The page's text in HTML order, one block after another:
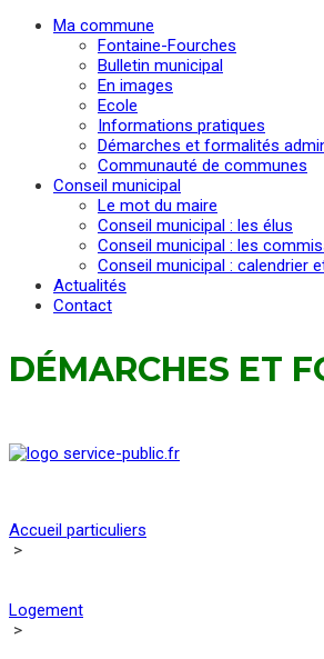
Ma commune
Fontaine-Fourches
Bulletin municipal
En images
Ecole
Informations pratiques
Démarches et formalités
Communauté de communes
Conseil municipal
Le mot du maire
Conseil municipal : les élus
Conseil municipal : les
Conseil municipal : calendrier
Actualités
Contact
DÉMARCHES ET
Accueil particuliers
>
Logement
>